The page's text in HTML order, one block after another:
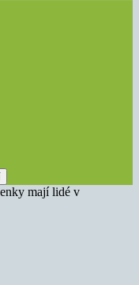
mají lidé v